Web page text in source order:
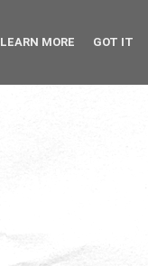
LEARN MORE GOT IT